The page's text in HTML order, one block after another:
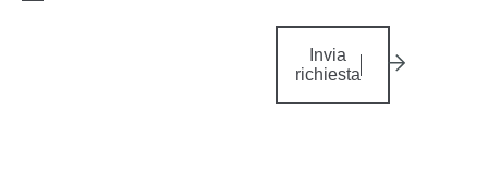
Invia
richiesta